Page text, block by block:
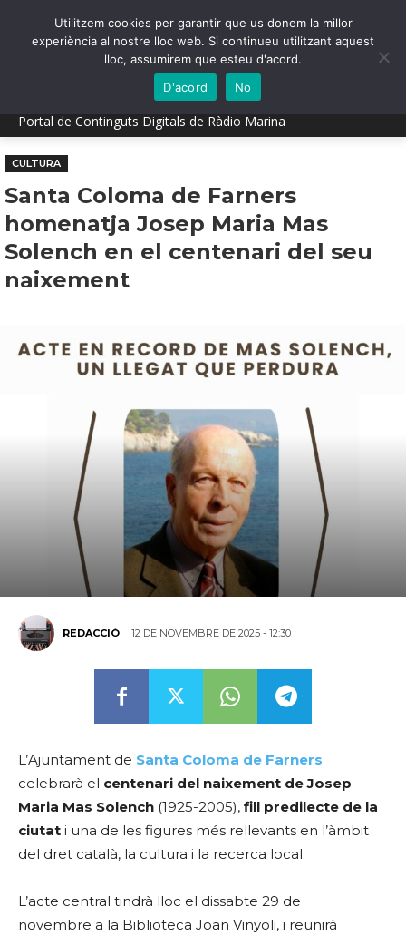
Portal de Continguts Digitals de Ràdio Marina
CULTURA
Santa Coloma de Farners
homenatja Josep Maria Mas
Solench en el centenari del seu
naixement
REDACCIÓ 12 DE NOVEMBRE DE 2025 - 12:30
L’Ajuntament de Santa Coloma de Farners
celebrarà el centenari del naixement de Josep
Maria Mas Solench (1925-2005), fill predilecte de la
ciutat i una de les figures més rellevants en l’àmbit
del dret català, la cultura i la recerca local.
L’acte central tindrà lloc el dissabte 29 de
novembre a la Biblioteca Joan Vinyoli, i reunirà
Utilitzem cookies per garantir que us donem la millor
experiència al nostre lloc web. Si continueu utilitzant aquest
lloc, assumirem que esteu d'acord.
D'acord
No